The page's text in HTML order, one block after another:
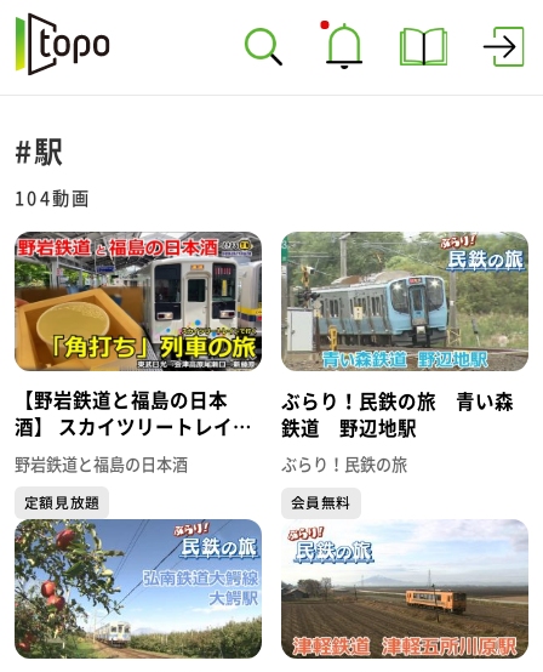
#駅
104動画
【野岩鉄道と福島の日本
酒】 スカイツリートレイン
で行く角打ち列車の旅
Skytree Train
野岩鉄道と福島の日本酒
定額見放題
ぶらり！民鉄の旅 青い森
鉄道 野辺地駅
ぶらり！民鉄の旅
会員無料